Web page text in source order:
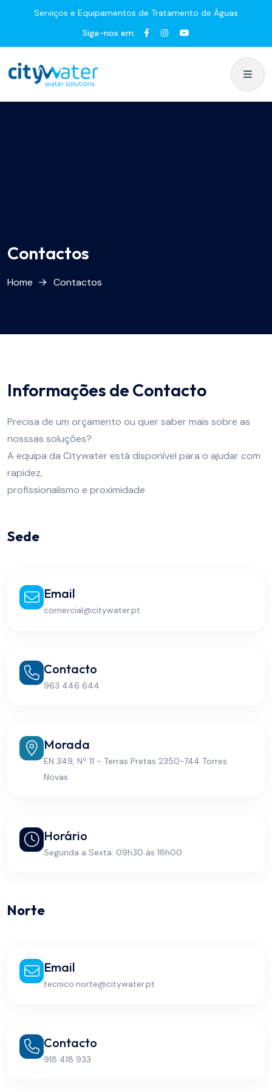
Serviços e Equipamentos de Tratamento de Águas
Siga-nos em:
Contactos
Home Contactos
Informações de Contacto
Precisa de um orçamento ou quer saber mais sobre as
nosssas soluções?
A equipa da Citywater está disponível para o ajudar com
rapidez,
profissionalismo e proximidade
Sede
Email
comercial@citywater.pt
Contacto
963 446 644
Morada
EN 349, Nº 11 - Terras Pretas 2350-744 Torres
Novas
Horário
Segunda a Sexta: 09h30 às 18h00
Norte
Email
tecnico.norte@citywater.pt
Contacto
918 418 933